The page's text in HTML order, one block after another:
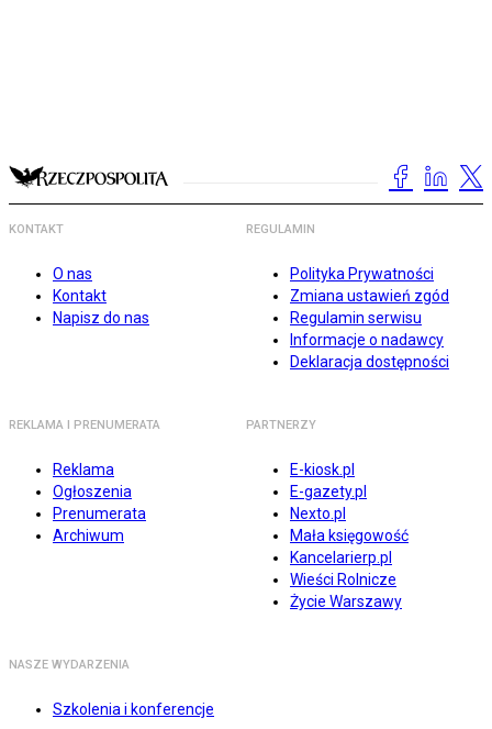
KONTAKT
O nas
Kontakt
Napisz do nas
REGULAMIN
Polityka Prywatności
Zmiana ustawień zgód
Regulamin serwisu
Informacje o nadawcy
Deklaracja dostępności
REKLAMA I PRENUMERATA
Reklama
Ogłoszenia
Prenumerata
Archiwum
PARTNERZY
E-kiosk.pl
E-gazety.pl
Nexto.pl
Mała księgowość
Kancelarierp.pl
Wieści Rolnicze
Życie Warszawy
NASZE WYDARZENIA
Szkolenia i konferencje